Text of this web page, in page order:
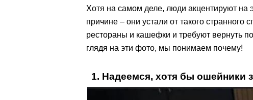
Хотя на самом деле, люди акцентируют на
причине – они устали от такого странного
рестораны и кашефки и требуют вернуть
глядя на эти фото, мы понимаем почему!
1. Надеемся, хотя бы ошейники